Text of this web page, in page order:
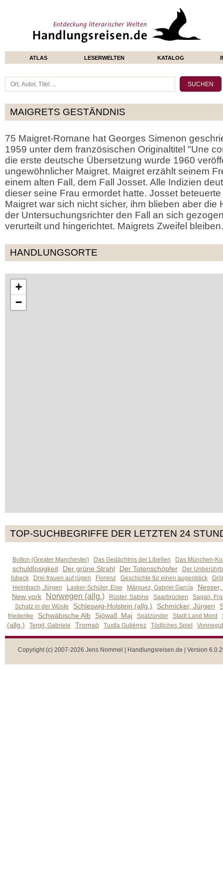
ATLAS LESERWELTEN KATALOG
MAIGRETS GESTÄNDNIS
75 Maigret-Romane hat Georges Simenon
1959 unter dem französischen Originaltitel "Une
die erste deutsche Übersetzung wurde 1960
ungewöhnlicher Maigret. Maigret erzählt seinem
einem alten Fall, dem Fall Josset. Alle Indizien
dieser seine Frau ermordet hatte. Josset
Maigret war sich nicht sicher, ihm blieben aber die
der Untersuchungsrichter den Fall an sich
verurteilt und hingerichtet. Maigrets Zweifel
HANDLUNGSORTE
+
−
TOP-SUCHBEGRIFFE DER LETZTEN 24
Bolton (Greater Manchester) Das Gedächtnis der Libellen Das München-
schuldlosigkeit Der grüne Strahl Der Totenschöpfer
Der
lübeck
Drei frauen auf rügen Florenz Geschichte für einen augenblick
Heimbach, Jürgen
Lasker-Schüler, Else Márquez, Gabriel García
New york
Norwegen (allg.) Rüster, Sabine Saarbrücken
Sagan,
Schatz in der Wüste
Schleswig-Holstein (allg.) Schmicker, Jürgen
friederike Schwäbische Alb Sjöwall, Maj Spätzünder Stadt Land Mord
(allg.) Tergit, Gabriele Tromsö Tuxtla Gutiérrez Tödliches Spiel
Copyright (c) 2007-2026 Jens Nommel | Handlungsreisen.de | Version